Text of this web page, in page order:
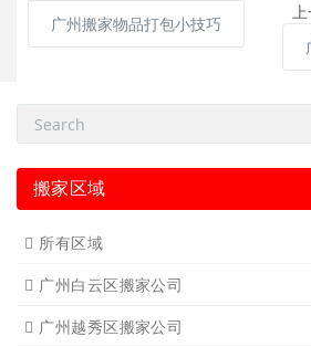
上
广州搬家物品打包小技巧
搬家区域
所有区域
广州白云区搬家公司
广州越秀区搬家公司